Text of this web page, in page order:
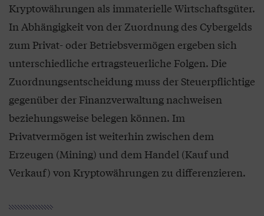
Kryptowährungen als immaterielle Wirtschaftsgüter.
In Abhängigkeit von der Zuordnung des Cybergelds
zum Privat- oder Betriebsvermögen ergeben sich
unterschiedliche ertragsteuerliche Folgen. Die
Zuordnungsentscheidung muss der Steuerpflichtige
gegenüber der Finanzverwaltung nachweisen
beziehungsweise belegen können. Im
Privatvermögen ist weiterhin zwischen dem
Erzeugen (Mining) und dem Handel (Kauf und
Verkauf) von Kryptowährungen zu differenzieren.